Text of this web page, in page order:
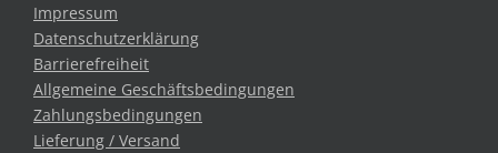
Impressum
Datenschutzerklärung
Barrierefreiheit
Allgemeine Geschäftsbedingungen
Zahlungsbedingungen
Lieferung / Versand